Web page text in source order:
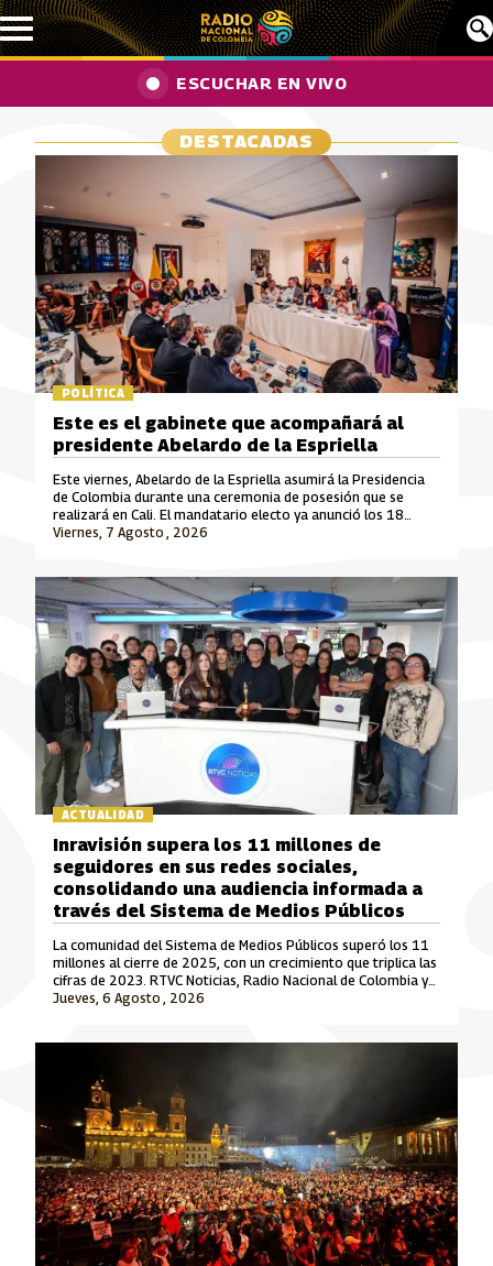
Pasar al contenido principal
ESCUCHAR EN VIVO
DESTACADAS
POLÍTICA
Este viernes, Abelardo de la Espriella asumirá la Presidencia
de Colombia durante una ceremonia de posesión que se
realizará en Cali. El mandatario electo ya anunció los 18
ministros que integrarán su gabinete para el periodo 2026-
Viernes, 7 Agosto , 2026
Este es el gabinete que acompañará al
presidente Abelardo de la Espriella
ACTUALIDAD
Jueves, 6 Agosto , 2026
Inravisión supera los 11 millones de
seguidores en sus redes sociales,
consolidando una audiencia informada a
través del Sistema de Medios Públicos
La comunidad del Sistema de Medios Públicos superó los 11
millones al cierre de 2025, con un crecimiento que triplica las
cifras de 2023. RTVC Noticias, Radio Nacional de Colombia y
Señal Colombia son las marcas que lideran este crecimiento.